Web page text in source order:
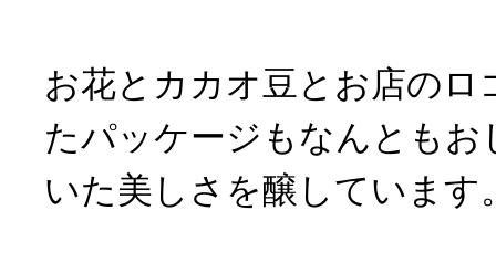
お花とカカオ豆とお店のロ
たパッケージもなんともお
いた美しさを醸しています